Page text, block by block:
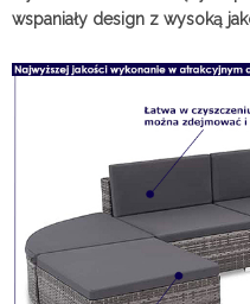
wspaniały design z wysoką